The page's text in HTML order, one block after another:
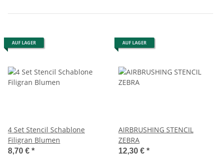
AUF LAGER
4 Set Stencil Schablone
Filigran Blumen
8,70 € *
AUF LAGER
AIRBRUSHING STENCIL
ZEBRA
12,30 € *